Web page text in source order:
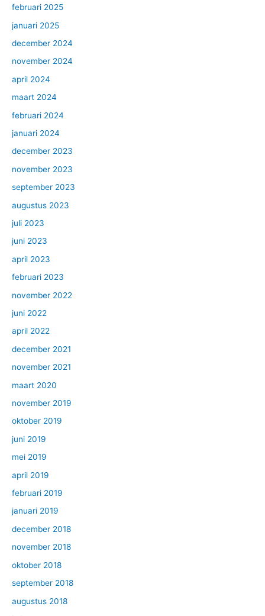
februari 2025
januari 2025
december 2024
november 2024
april 2024
maart 2024
februari 2024
januari 2024
december 2023
november 2023
september 2023
augustus 2023
juli 2023
juni 2023
april 2023
februari 2023
november 2022
juni 2022
april 2022
december 2021
november 2021
maart 2020
november 2019
oktober 2019
juni 2019
mei 2019
april 2019
februari 2019
januari 2019
december 2018
november 2018
oktober 2018
september 2018
augustus 2018